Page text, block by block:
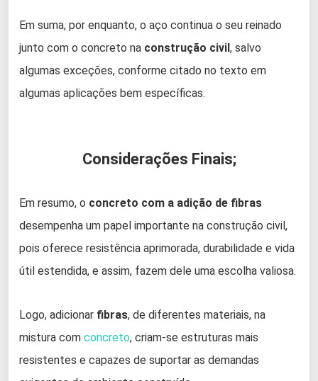
Em suma, por enquanto, o aço continua o seu reinado
junto com o concreto na construção civil, salvo
algumas exceções, conforme citado no texto em
algumas aplicações bem específicas.
Considerações Finais;
Em resumo, o concreto com a adição de fibras
desempenha um papel importante na construção civil,
pois oferece resistência aprimorada, durabilidade e vida
útil estendida, e assim, fazem dele uma escolha valiosa.
Logo, adicionar fibras, de diferentes materiais, na
mistura com concreto, criam-se estruturas mais
resistentes e capazes de suportar as demandas